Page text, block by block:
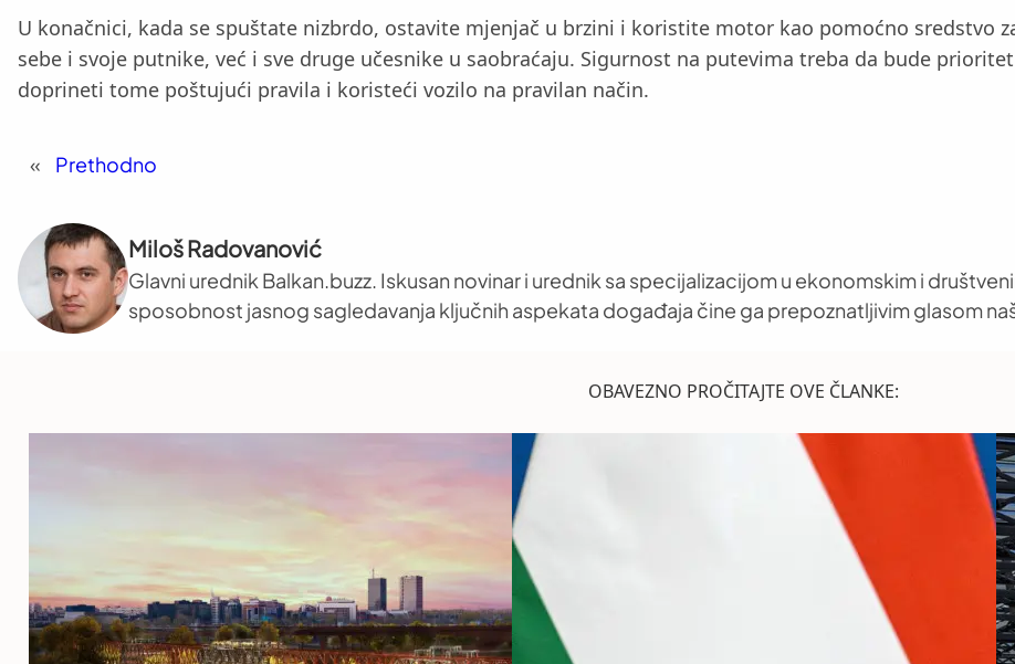
U konačnici, kada se spuštate nizbrdo, ostavite mjenjač u brzini i koristite motor kao pomoćno sredstvo
sebe i svoje putnike, već i sve druge učesnike u saobraćaju. Sigurnost na putevima treba da bude
doprineti tome poštujući pravila i koristeći vozilo na pravilan način.
« Prethodno
Miloš Radovanović
Glavni urednik Balkan.buzz. Iskusan novinar i urednik sa specijalizacijom u ekonomskim i
sposobnost jasnog sagledavanja ključnih aspekata događaja čine ga prepoznatljivim glasom
OBAVEZNO PROČITAJTE OVE ČLANKE: